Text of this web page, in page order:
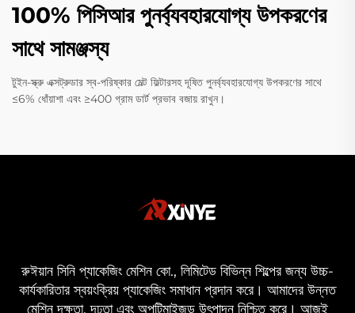
100% পিসিআর পুনর্ব্যবহারযোগ্য উপকরণের
সাথে সামঞ্জস্য
টুইন-স্ক্রু এক্সট্রুডার স্ব-পরিষ্কার মেল্ট ফিল্টারসহ দূষিত পুনর্ব্যবহারযোগ্য উপকরণের সাথে
≤6% ধোঁয়াশা এবং ≥400 গ্রাম ডার্ট প্রভাব বজায় রাখুন।
রুঈয়ান সিনি প্যাকেজিং মেশিন কো., লিমিটেড বিভিন্ন শিল্পের জন্য উচ্চ-
কার্যকারিতার স্বয়ংক্রিয় প্যাকেজিং সমাধান প্রদান করে। আমাদের উন্নত
মেশিন দক্ষতা, দৃঢ়তা এবং অপটিমাইজড উৎপাদন নিশ্চিত করে। আজই